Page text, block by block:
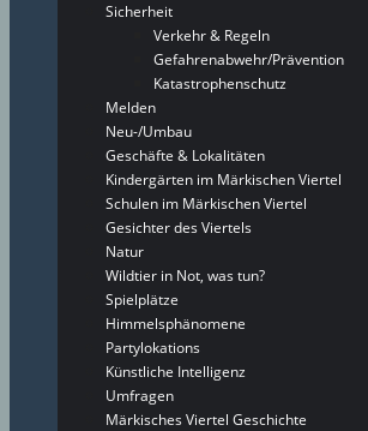
Sicherheit
Verkehr & Regeln
Gefahrenabwehr/Prävention
Katastrophenschutz
Melden
Neu-/Umbau
Geschäfte & Lokalitäten
Kindergärten im Märkischen Viertel
Schulen im Märkischen Viertel
Gesichter des Viertels
Natur
Wildtier in Not, was tun?
Spielplätze
Himmelsphänomene
Partylokations
Künstliche Intelligenz
Umfragen
Märkisches Viertel Geschichte